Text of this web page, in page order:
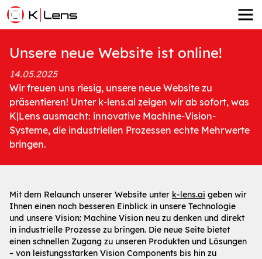
Unsere neue Website ist online!
14.05.2025
Wir freuen uns riesig, unsere neue Website zu
präsentieren! Unter k-lens.ai zeigen wir ab sofort, was
K|Lens ausmacht: innovative Machine-Vision-
Systeme, die industriellen Prozessen echte Mehrwerte
bringen.
Mit dem Relaunch unserer Website unter k-lens.ai geben wir
Ihnen einen noch besseren Einblick in unsere Technologie
und unsere Vision: Machine Vision neu zu denken und direkt
in industrielle Prozesse zu bringen. Die neue Seite bietet
einen schnellen Zugang zu unseren Produkten und Lösungen
– von leistungsstarken Vision Components bis hin zu